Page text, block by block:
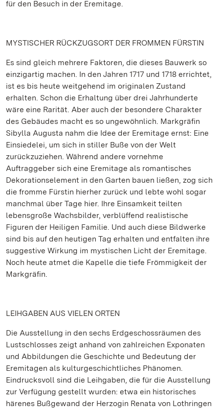
für den Besuch in der Eremitage.
MYSTISCHER RÜCKZUGSORT DER FROMMEN FÜRSTIN
Es sind gleich mehrere Faktoren, die dieses Bauwerk so
einzigartig machen. In den Jahren 1717 und 1718 errichtet,
ist es bis heute weitgehend im originalen Zustand
erhalten. Schon die Erhaltung über drei Jahrhunderte
wäre eine Rarität. Aber auch der besondere Charakter
des Gebäudes macht es so ungewöhnlich. Markgräfin
Sibylla Augusta nahm die Idee der Eremitage ernst: Eine
Einsiedelei, um sich in stiller Buße von der Welt
zurückzuziehen. Während andere vornehme
Auftraggeber sich eine Eremitage als romantisches
Dekorationselement in den Garten bauen ließen, zog sich
die fromme Fürstin hierher zurück und lebte wohl sogar
manchmal über Tage hier. Ihre Einsamkeit teilten
lebensgroße Wachsbilder, verblüffend realistische
Figuren der Heiligen Familie. Und auch diese Bildwerke
sind bis auf den heutigen Tag erhalten und entfalten ihre
suggestive Wirkung im mystischen Licht der Eremitage.
Noch heute atmet die Kapelle die tiefe Frömmigkeit der
Markgräfin.
LEIHGABEN AUS VIELEN ORTEN
Die Ausstellung in den sechs Erdgeschossräumen des
Lustschlosses zeigt anhand von zahlreichen Exponaten
und Abbildungen die Geschichte und Bedeutung der
Eremitagen als kulturgeschichtliches Phänomen.
Eindrucksvoll sind die Leihgaben, die für die Ausstellung
zur Verfügung gestellt wurden: etwa ein historisches
härenes Bußgewand der Herzogin Renata von Lothringen